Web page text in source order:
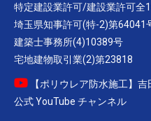
特定建設業許可/建設業許可全
埼玉県知事許可(特-2)第64041
建築士事務所(4)10389号
宅地建物取引業(2)第23818
【ポリウレア防水施工】吉
公式 YouTube チャンネル